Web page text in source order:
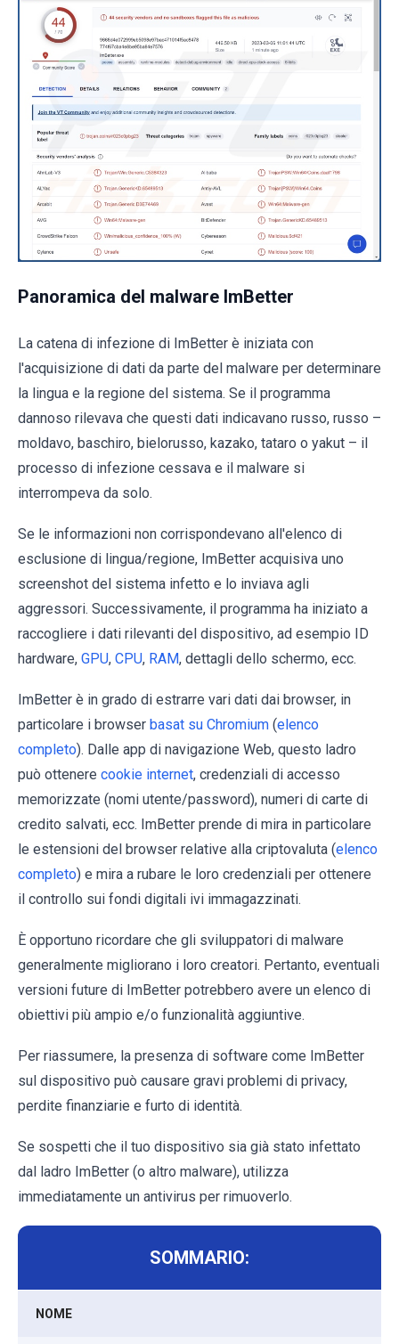
Panoramica del malware ImBetter
La catena di infezione di ImBetter è iniziata con
l'acquisizione di dati da parte del malware per determinare
la lingua e la regione del sistema. Se il programma
dannoso rilevava che questi dati indicavano russo, russo –
moldavo, baschiro, bielorusso, kazako, tataro o yakut – il
processo di infezione cessava e il malware si
interrompeva da solo.
Se le informazioni non corrispondevano all'elenco di
esclusione di lingua/regione, ImBetter acquisiva uno
screenshot del sistema infetto e lo inviava agli
aggressori. Successivamente, il programma ha iniziato a
raccogliere i dati rilevanti del dispositivo, ad esempio ID
hardware, GPU, CPU, RAM, dettagli dello schermo, ecc.
ImBetter è in grado di estrarre vari dati dai browser, in
particolare i browser basat su Chromium (elenco
completo). Dalle app di navigazione Web, questo ladro
può ottenere cookie internet, credenziali di accesso
memorizzate (nomi utente/password), numeri di carte di
credito salvati, ecc. ImBetter prende di mira in particolare
le estensioni del browser relative alla criptovaluta (elenco
completo) e mira a rubare le loro credenziali per ottenere
il controllo sui fondi digitali ivi immagazzinati.
È opportuno ricordare che gli sviluppatori di malware
generalmente migliorano i loro creatori. Pertanto, eventuali
versioni future di ImBetter potrebbero avere un elenco di
obiettivi più ampio e/o funzionalità aggiuntive.
Per riassumere, la presenza di software come ImBetter
sul dispositivo può causare gravi problemi di privacy,
perdite finanziarie e furto di identità.
Se sospetti che il tuo dispositivo sia già stato infettato
dal ladro ImBetter (o altro malware), utilizza
immediatamente un antivirus per rimuoverlo.
SOMMARIO:
NOME